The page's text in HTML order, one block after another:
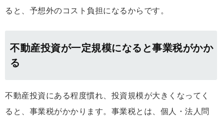
ると、予想外のコスト負担になるからです。
不動産投資が一定規模になると事業税がかか
る
不動産投資にある程度慣れ、投資規模が大きくなってく
ると、事業税がかかります。事業税とは、個人・法人問